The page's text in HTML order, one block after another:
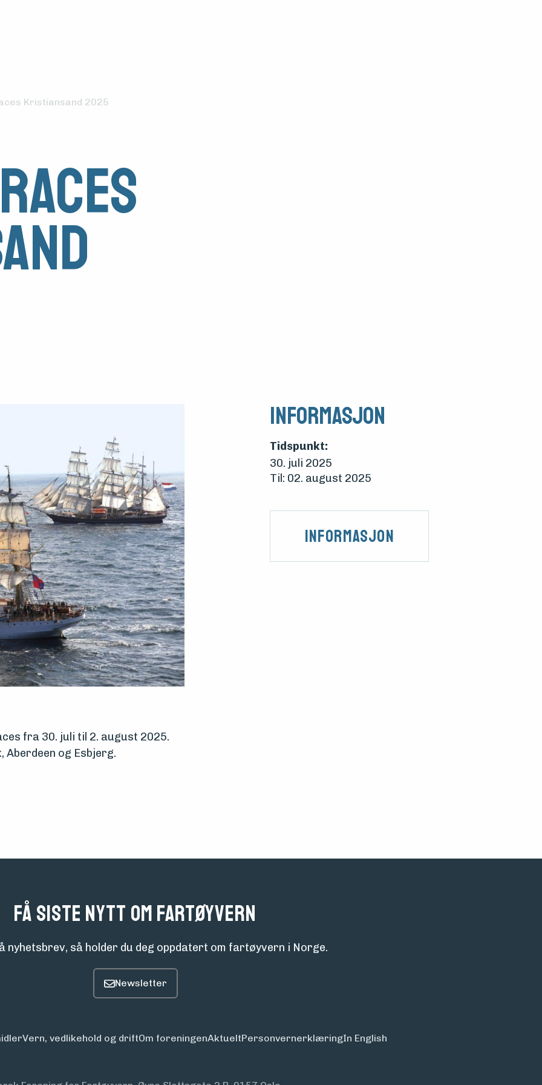
Kristiansand 2025
fra 30. juli til 2. august 2025.
Aberdeen og Esbjerg.
Informasjon
Tidspunkt:
30. juli 2025
Til: 02. august 2025
Informasjon
Få siste nytt om fartøyvern
nyhetsbrev, så holder du deg oppdatert om fartøyvern i Norge.
Vern, vedlikehold og driftOm foreningenAktueltPersonvern­erklæringIn English